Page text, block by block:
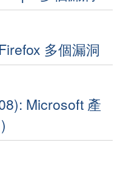
多個漏洞
Microsoft 產